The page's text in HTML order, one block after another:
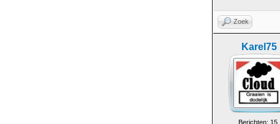
Zoek
Karel75
Berichten: 15